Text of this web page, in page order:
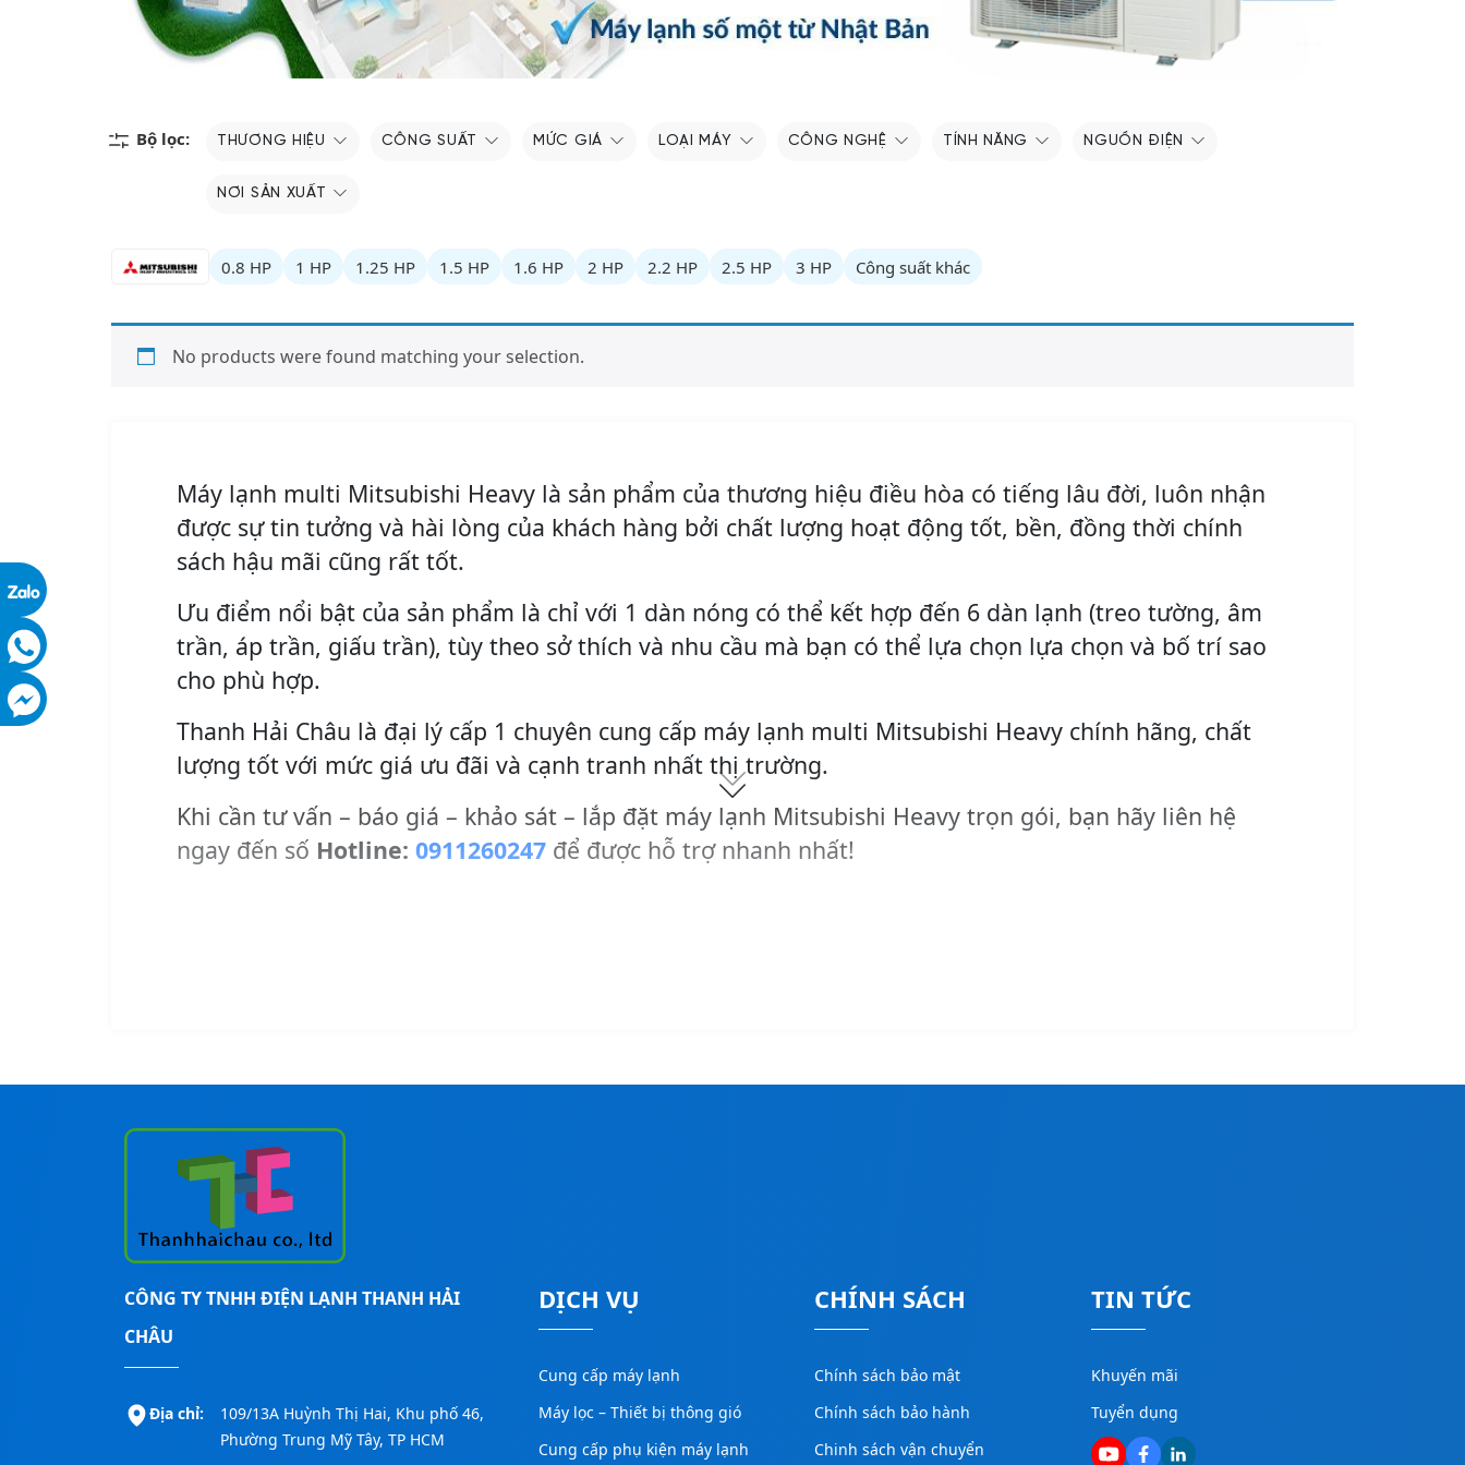
Bộ lọc: THƯƠNG HIỆU CÔNG SUẤT MỨC GIÁ LOẠI MÁY CÔNG NGHỆ TÍNH NĂNG NGUỒN ĐIỆN
NƠI SẢN XUẤT
0.8 HP 1 HP 1.25 HP 1.5 HP 1.6 HP 2 HP 2.2 HP 2.5 HP 3 HP Công suất khác
No products were found matching your selection.
Máy lạnh multi Mitsubishi Heavy là sản phẩm của thương hiệu điều hòa có tiếng lâu đời, luôn nhận
được sự tin tưởng và hài lòng của khách hàng bởi chất lượng hoạt động tốt, bền, đồng thời chính
sách hậu mãi cũng rất tốt.
Ưu điểm nổi bật của sản phẩm là chỉ với 1 dàn nóng có thể kết hợp đến 6 dàn lạnh (treo tường, âm
trần, áp trần, giấu trần), tùy theo sở thích và nhu cầu mà bạn có thể lựa chọn lựa chọn và bố trí sao
cho phù hợp.
Thanh Hải Châu là đại lý cấp 1 chuyên cung cấp máy lạnh multi Mitsubishi Heavy chính hãng, chất
lượng tốt với mức giá ưu đãi và cạnh tranh nhất thị trường.
Khi cần tư vấn – báo giá – khảo sát – lắp đặt máy lạnh Mitsubishi Heavy trọn gói, bạn hãy liên hệ
ngay đến số Hotline: 0911260247 để được hỗ trợ nhanh nhất!
CÔNG TY TNHH ĐIỆN LẠNH THANH HẢI
CHÂU
Địa chỉ:
109/13A Huỳnh Thị Hai, Khu phố 46,
Phường Trung Mỹ Tây, TP HCM
DỊCH VỤ
Cung cấp máy lạnh
Máy lọc – Thiết bị thông gió
Cung cấp phụ kiện máy lạnh
CHÍNH SÁCH
Chính sách bảo mật
Chính sách bảo hành
Chinh sách vận chuyển
TIN TỨC
Khuyến mãi
Tuyển dụng